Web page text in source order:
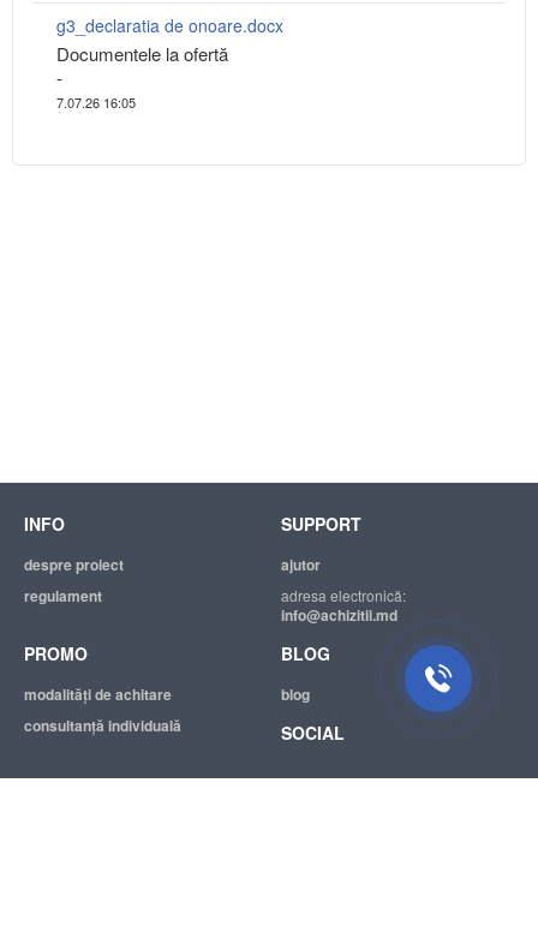
g3_declaratia de onoare.docx
Documentele la ofertă
-
7.07.26 16:05
INFO
despre proiect
regulament
SUPPORT
ajutor
adresa electronică:
info@achizitii.md
PROMO
modalităţi de achitare
consultanță individuală
BLOG
blog
SOCIAL